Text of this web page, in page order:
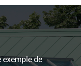
exemple de